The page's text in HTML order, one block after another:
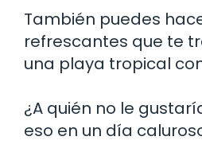
También puedes
refrescantes que te
una playa tropical
¿A quién no le
eso en un día